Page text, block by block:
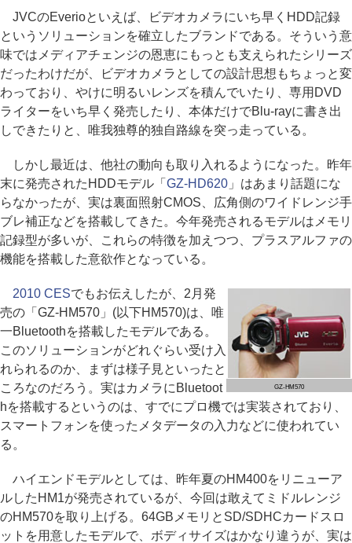
JVCのEverioといえば、ビデオカメラにいち早くHDD記録
というソリューションを確立したブランドである。そういう意
味ではメディアチェンジの恩恵にもっとも支えられたシリーズ
だったわけだが、ビデオカメラとしての設計思想もちょっと変
わっており、やけに明るいレンズを積んでいたり、専用DVD
ライターをいち早く発売したり、本体だけでBlu-rayに書き出
しできたりと、唯我独尊的独自路線を突っ走っている。
しかし最近は、他社の動向も取り入れるようになった。昨年
末に発売されたHDDモデル「 GZ-HD620」はあまり話題にな
らなかったが、実は裏面照射CMOS、広角側のワイドレンジ手
ブレ補正などを搭載してきた。今年発売されるモデルはメモリ
記録型が多いが、これらの特徴を加えつつ、プラスアルファの
機能を搭載した意欲作となっている。
GZ-HM570
2010 CESでもお伝えしたが、2月発
売の「GZ-HM570」(以下HM570)は、唯
一Bluetoothを搭載したモデルである。
このソリューションがどれぐらい受け入
れられるのか、まずは様子見といったと
ころなのだろう。実はカメラにBluetoot
hを搭載するというのは、すでにプロ機では実装されており、
スマートフォンを使ったメタデータの入力などに使われてい
る。
ハイエンドモデルとしては、昨年夏のHM400をリニューア
ルしたHM1が発売されているが、今回は敢えてミドルレンジ
のHM570を取り上げる。64GBメモリとSD/SDHCカードスロ
ットを用意したモデルで、ボディサイズはかなり違うが、実は